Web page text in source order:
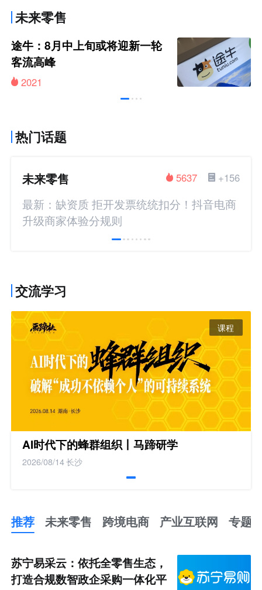
未来零售
途牛：8月中上旬或将迎新一轮
客流高峰
2021
热门话题
未来零售 +156
5637
最新：缺资质 拒开发票统统扣分！抖音电商
升级商家体验分规则
交流学习
课程
AI时代下的蜂群组织丨马蹄研学
2026/08/14长沙
推荐 未来零售 跨境电商 产业互联网 专题
未
来
零
售
苏宁易采云：依托全零售生态，
打造合规数智政企采购一体化平